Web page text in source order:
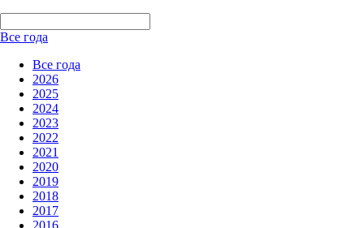
Все года
Все года
2026
2025
2024
2023
2022
2021
2020
2019
2018
2017
2016